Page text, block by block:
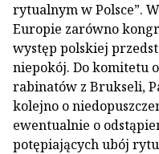
rytualnym w Polsce”.
Europie zarówno
występ polskiej
niepokój. Do komitetu
rabinatów z Brukseli,
kolejno o
ewentualnie o
potępiających ubój